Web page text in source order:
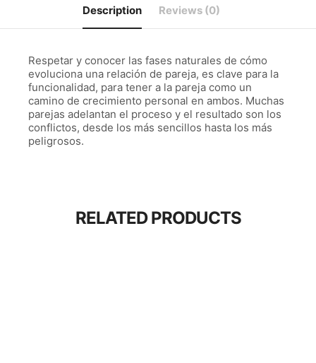
Description Reviews (0)
Respetar y conocer las fases naturales de cómo
evoluciona una relación de pareja, es clave para la
funcionalidad, para tener a la pareja como un
camino de crecimiento personal en ambos. Muchas
parejas adelantan el proceso y el resultado son los
conflictos, desde los más sencillos hasta los más
peligrosos.
RELATED PRODUCTS